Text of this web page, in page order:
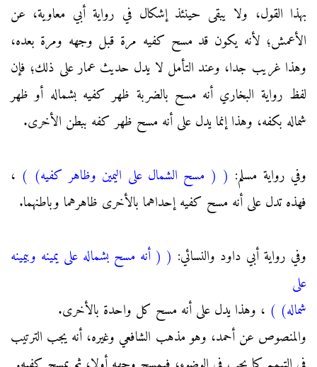
بهذا القول، ولا يبقى حينئذ إشكال في رواية أبي معاوية، عن
الأعمش؛ لأنه يكون قد مسح كفيه مرة قبل وجهه ومرة بعده،
وهذا غريب جدا، وعند التأمل لا يدل حديث عمار على ذلك؛ فإن
لفظ رواية البخاري أنه مسح بالضربة ظهر كفيه بشماله أو ظهر
شماله بكفه، وهذا إنما يدل على أنه مسح ظهر كفه ببطن الأخرى.
وفي رواية مسلم: ( ( مسح الشمال على اليمين وظاهر كفيه) ) ،
فهذه تدل على أنه مسح كفيه إحداهما بالأخرى ظاهرهما وباطنهما.
وفي رواية أبي داود والنسائي: ( ( أنه مسح بشماله على يمينه وبيمينه
على
شماله) ) ، وهذا يدل على أنه مسح كل واحدة بالأخرى.
والمنصوص عن أحمد، وهو مذهب الشافعي وغيره، أنه يجب الترتيب